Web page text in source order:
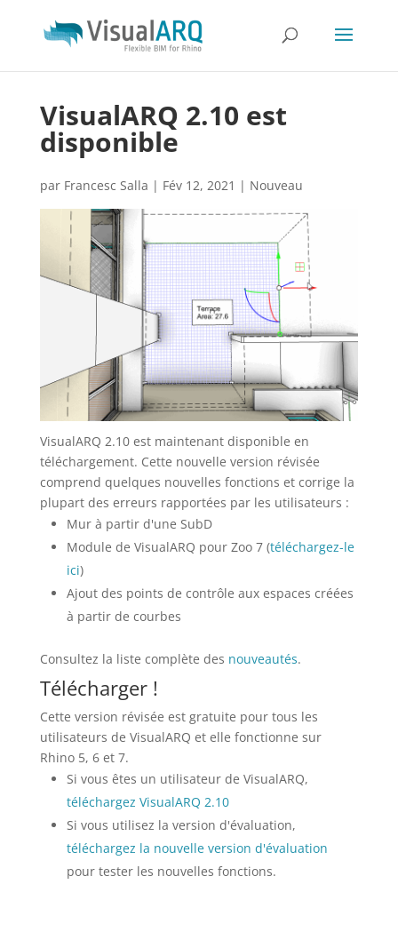
VisualARQ 2.10 est
disponible
par Francesc Salla | Fév 12, 2021 | Nouveau
VisualARQ 2.10 est maintenant disponible en
téléchargement. Cette nouvelle version révisée
comprend quelques nouvelles fonctions et corrige la
plupart des erreurs rapportées par les utilisateurs :
Mur à partir d'une SubD
Module de VisualARQ pour Zoo 7 (téléchargez-le
ici)
Ajout des points de contrôle aux espaces créées
à partir de courbes
Consultez la liste complète des nouveautés.
Télécharger !
Cette version révisée est gratuite pour tous les
utilisateurs de VisualARQ et elle fonctionne sur
Rhino 5, 6 et 7.
Si vous êtes un utilisateur de VisualARQ,
téléchargez VisualARQ 2.10
Si vous utilisez la version d'évaluation,
téléchargez la nouvelle version d'évaluation
pour tester les nouvelles fonctions.